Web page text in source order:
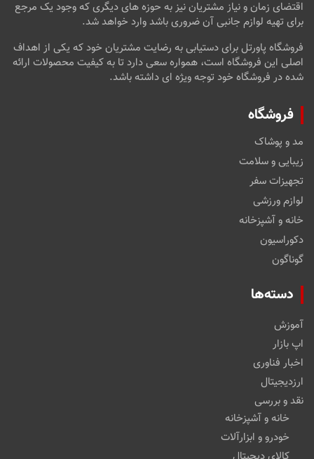
اقتضای زمان و نیاز مشتریان نیز به حوزه های دیگری که وجود یک مرجع
برای تهیه لوازم جانبی آن ضروری باشد وارد خواهد شد.
فروشگاه پاورتل برای دستیابی به رضایت مشتریان خود که یکی از اهداف
اصلی این فروشگاه است، همواره سعی دارد تا به کیفیت محصولات ارائه
شده در فروشگاه خود توجه ویژه ای داشته باشد.
فروشگاه
مد و پوشاک
زیبایی و سلامت
تجهیزات سفر
لوازم ورزشی
خانه و آشپزخانه
دکوراسیون
گوناگون
دسته‌ها
آموزش
اپ بازار
اخبار فناوری
ارزدیجیتال
نقد و بررسی
خانه و آشپزخانه
خودرو و ابزارآلات